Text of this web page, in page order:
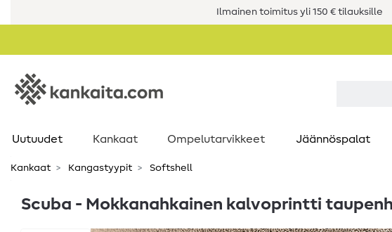
Ilmainen toimitus yli 150 € tilauksille
Uutuudet Kankaat Ompelutarvikkeet Jäännöspalat
Kankaat Kangastyypit Softshell
Scuba - Mokkanahkainen kalvoprintti